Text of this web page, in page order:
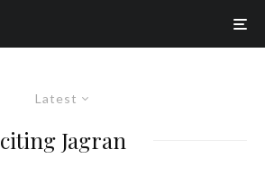
Latest
citing Jagran